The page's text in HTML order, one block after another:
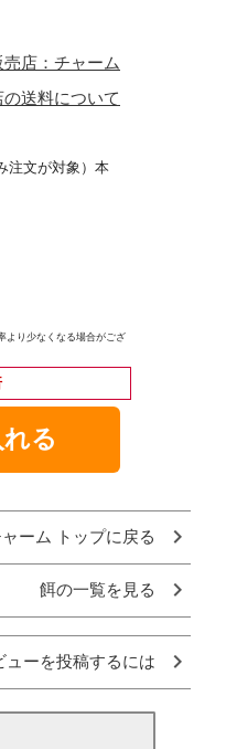
売店：チャーム
の送料について
注文が対象）本
より少なくなる場合がござ
る
ーム トップに戻る
餌の一覧を見る
ューを投稿するには